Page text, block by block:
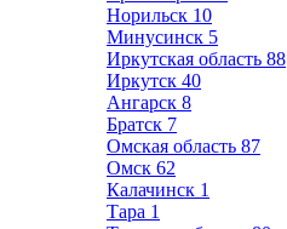
Норильск 10
Минусинск 5
Иркутская область 88
Иркутск 40
Ангарск 8
Братск 7
Омская область 87
Омск 62
Калачинск 1
Тара 1